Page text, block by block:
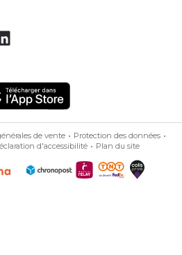
de vente
Protection des données
d'accessibilité Plan du site